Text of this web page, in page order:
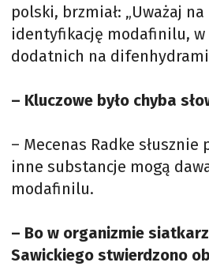
polski, brzmiał: „Uważaj na
identyfikację modafinilu, w
dodatnich na
– Kluczowe było chyba
– Mecenas Radke słusznie
inne substancje mogą
modafinilu.
– Bo w organizmie
Sawickiego stwierdzono